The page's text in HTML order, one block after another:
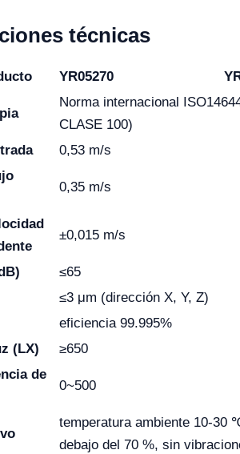
técnicas
YR05270
Norma internacional
CLASE 100)
0,53 m/s
0,35 m/s
±0,015 m/s
≤65
≤3 μm (dirección X, Y, Z)
eficiencia 99.995%
(LX)
≥650
de
0~500
temperatura ambiente 10-30
debajo del 70 %, sin